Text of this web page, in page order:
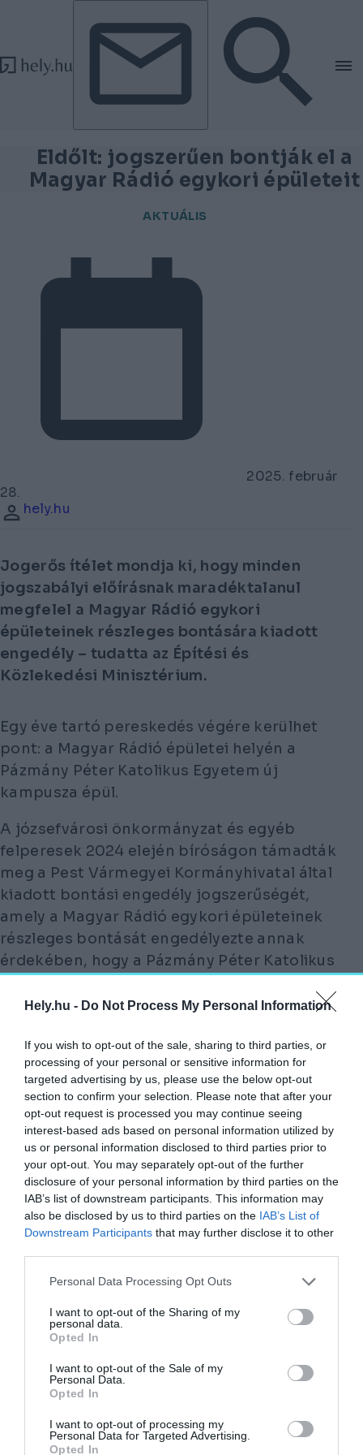
Hely.hu - Do Not Process My Personal Information
If you wish to opt-out of the sale, sharing to third parties, or
processing of your personal or sensitive information for
targeted advertising by us, please use the below opt-out
section to confirm your selection. Please note that after your
opt-out request is processed you may continue seeing
interest-based ads based on personal information utilized by
us or personal information disclosed to third parties prior to
your opt-out. You may separately opt-out of the further
disclosure of your personal information by third parties on the
IAB’s list of downstream participants. This information may
also be disclosed by us to third parties on the IAB’s List of
Downstream Participants that may further disclose it to other
Personal Data Processing Opt Outs
I want to opt-out of the Sharing of my
personal data.
Opted In
I want to opt-out of the Sale of my
Personal Data.
Opted In
I want to opt-out of processing my
Personal Data for Targeted Advertising.
Opted In
Tovább a tartalomhoz
Tovább a lábléchez
Eldőlt: jogszerűen bontják el a
Magyar Rádió egykori épületeit
AKTUÁLIS
2025. február
28.
hely.hu
Jogerős ítélet mondja ki, hogy minden
jogszabályi előírásnak maradéktalanul
megfelel a Magyar Rádió egykori
épületeinek részleges bontására kiadott
engedély – tudatta az Építési és
Közlekedési Minisztérium.
Egy éve tartó pereskedés végére kerülhet
pont: a Magyar Rádió épületei helyén a
Pázmány Péter Katolikus Egyetem új
kampusza épül.
A józsefvárosi önkormányzat és egyéb
felperesek 2024 elején bíróságon támadták
meg a Pest Vármegyei Kormányhivatal által
kiadott bontási engedély jogszerűségét,
amely a Magyar Rádió egykori épületeinek
részleges bontását engedélyezte annak
érdekében, hogy a Pázmány Péter Katolikus
fejlesztése megvalósulhasson.
A felperesek hiányosságokat véltek
felfedezni az engedélyezési eljárásban,
álláspontjuk szerint a bontás többek között
veszélyezteti a szomszédos épületek
állékonyságát, szerkezeti egységét és
figyelmen kívül hagyja a földrengés-
biztonsági kockázatokat.
Az Építési és Közlekedési Minisztérium a per
során ezen állításokat tételesen cáfolta,
alátámasztva, hogy a bontási engedély
jogszerűen került kiadásra, minden
MŰSZAKILAG, SEM JOGILAG NEM
INDOKOLJÁK A BONTÁS
FELFÜGGESZTÉSÉT VAGY KORLÁTOZÁSÁT